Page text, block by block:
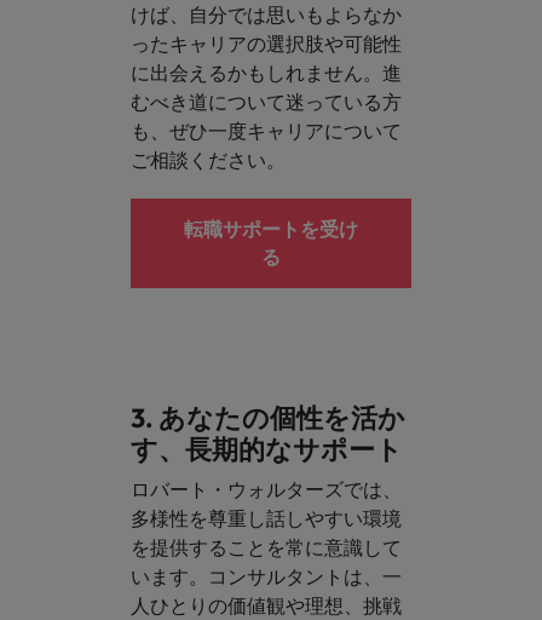
けば、自分では思いもよらなか
ったキャリアの選択肢や可能性
に出会えるかもしれません。進
むべき道について迷っている方
も、ぜひ一度キャリアについて
ご相談ください。
転職サポートを受け
る
3. あなたの個性を活か
す、長期的なサポート
ロバート・ウォルターズでは、
多様性を尊重し話しやすい環境
を提供することを常に意識して
います。コンサルタントは、一
人ひとりの価値観や理想、挑戦